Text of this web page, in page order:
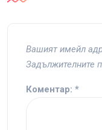
Вашият имейл
Задължителните
Коментар: *